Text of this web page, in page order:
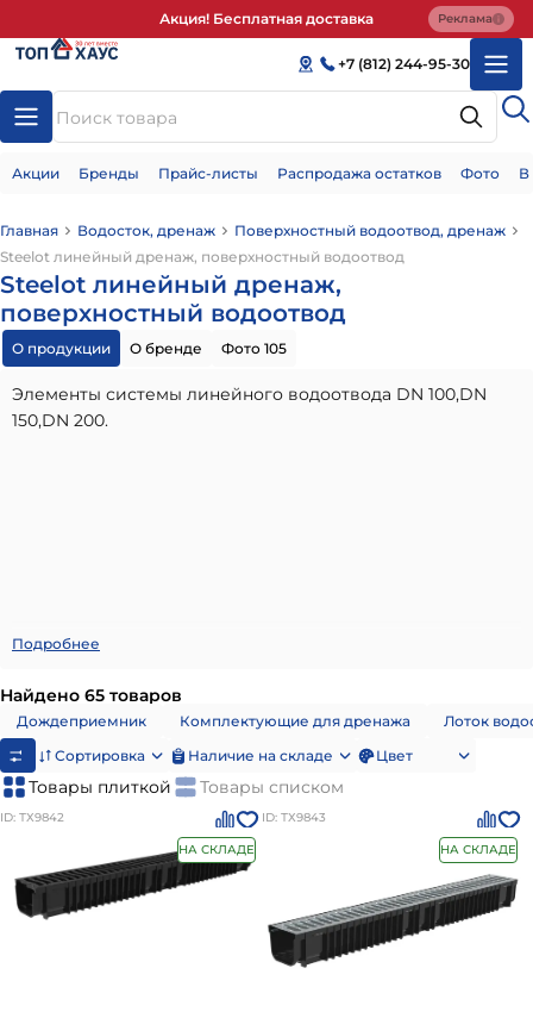
Акция! Бесплатная доставка Реклама
+7 (812) 244-95-30
Акции Бренды Прайс-листы Распродажа остатков Фото
Главная Водосток, дренаж
Поверхностный водоотвод, дренаж
Steelot линейный дренаж, поверхностный водоотвод
Steelot линейный дренаж,
поверхностный водоотвод
О продукции О бренде Фото 105
Элементы системы линейного водоотвода DN 100,DN
150,DN 200.
Подробнее
Найдено 65 товаров
Дождеприемник Комплектующие для дренажа
Лоток
Сортировка
Наличие на складе Цвет
Товары плиткой Товары списком
ID: ТХ9842
НА СКЛАДЕ
ID: ТХ9843
НА СКЛАДЕ